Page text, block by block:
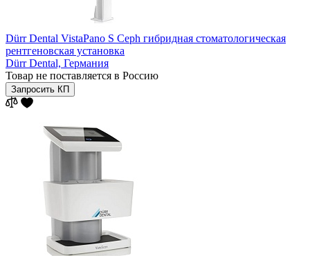
Dürr Dental VistaPano S Ceph гибридная стоматологическая
рентгеновская установка
Dürr Dental, Германия
Товар не поставляется в Россию
Запросить КП